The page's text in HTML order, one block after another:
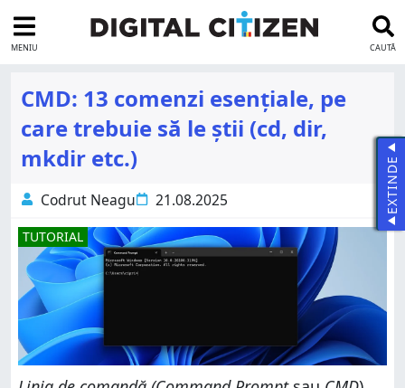
MENIU CAUTĂ
CMD: 13 comenzi esențiale, pe
care trebuie să le știi (cd, dir,
mkdir etc.)
Codrut Neagu 21.08.2025
TUTORIAL
EXTINDE